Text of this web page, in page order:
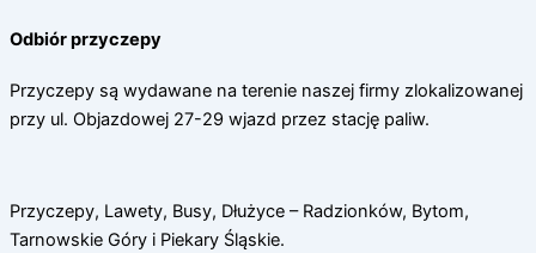
Odbiór przyczepy
Przyczepy są wydawane na terenie naszej firmy zlokalizowanej
przy ul. Objazdowej 27-29 wjazd przez stację paliw.
Przyczepy, Lawety, Busy, Dłużyce – Radzionków, Bytom,
Tarnowskie Góry i Piekary Śląskie.